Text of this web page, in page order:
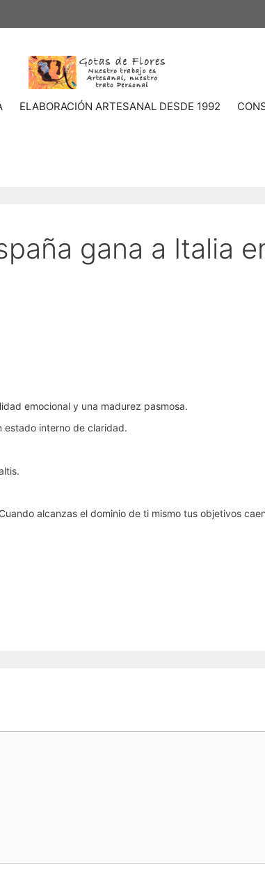
ELABORACIÓN ARTESANAL DESDE 1992
gana a Italia
emocional y una madurez pasmosa.
estado interno de claridad.
alcanzas el dominio de ti mismo tus objetivos